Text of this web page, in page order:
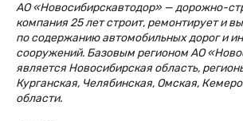
АО «Новосибирскавтодор» — дорожно-
компания 25 лет строит, ремонтирует и
по содержанию автомобильных дорог и
сооружений. Базовым регионом АО
является Новосибирская область,
Курганская, Челябинская, Омская,
области.